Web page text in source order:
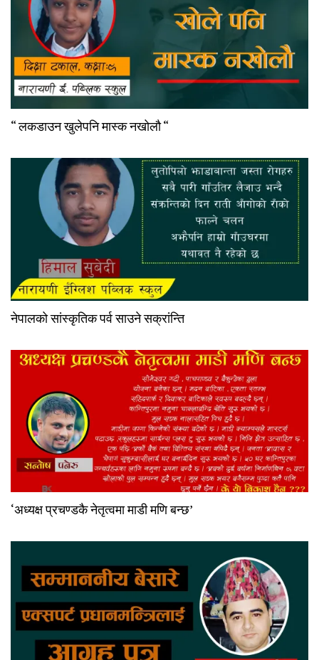
“ लकडाउन खुलेपनि मास्क नखोलौ “
नेपालको सांस्कृतिक पर्व साउने सक्रांन्ति
‘अध्यक्ष प्रचण्डकै नेतृत्वमा माडी मणि बन्छ’